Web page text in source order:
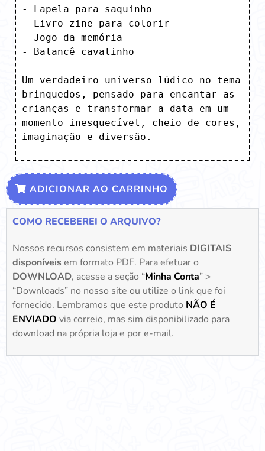
- Lapela para saquinho
- Livro zine para colorir
- Jogo da memória
- Balancê cavalinho
Um verdadeiro universo lúdico no tema
brinquedos, pensado para encantar as
crianças e transformar a data em um
momento inesquecível, cheio de cores,
imaginação e diversão.
ADICIONAR AO CARRINHO
COMO RECEBEREI O ARQUIVO?
Nossos recursos consistem em materiais DIGITAIS
disponíveisem formato PDF. Para efetuar o
DOWNLOAD, acesse a seção “Minha Conta” >
“Downloads” no nosso site ou utilize o link que foi
fornecido. Lembramos que este produto NÃO É
ENVIADO via correio, mas sim disponibilizado para
download na própria loja e por e-mail.